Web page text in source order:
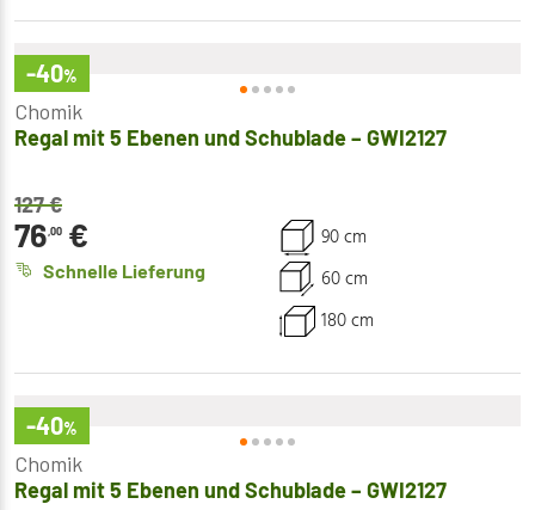
-40%
Chomik
Regal mit 5 Ebenen und Schublade – GWI2127
127€
76,00 €
Schnelle Lieferung
90 cm
60 cm
180 cm
-40%
Chomik
Regal mit 5 Ebenen und Schublade – GWI2127